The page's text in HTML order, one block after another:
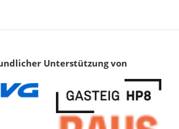
Unterstützung von